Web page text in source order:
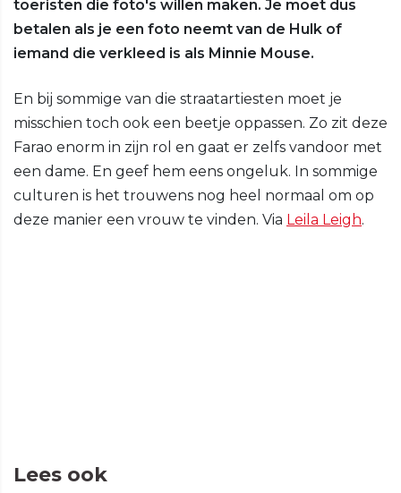
toeristen die foto's willen maken. Je moet dus
betalen als je een foto neemt van de Hulk of
iemand die verkleed is als Minnie Mouse.
En bij sommige van die straatartiesten moet je
misschien toch ook een beetje oppassen. Zo zit deze
Farao enorm in zijn rol en gaat er zelfs vandoor met
een dame. En geef hem eens ongeluk. In sommige
culturen is het trouwens nog heel normaal om op
deze manier een vrouw te vinden. Via Leila Leigh.
Lees ook